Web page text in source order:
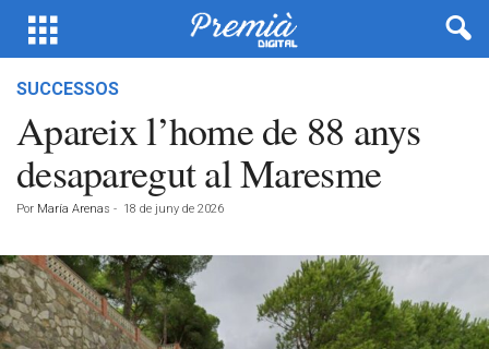
SUCCESSOS
Apareix l’home de 88 anys
desaparegut al Maresme
Por María Arenas - 18 de juny de 2026